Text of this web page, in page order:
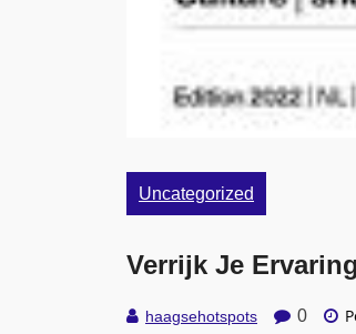
Uncategorized
Verrijk Je
haagsehotspots 0